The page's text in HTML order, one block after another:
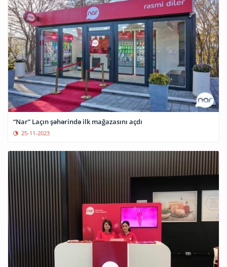
“Nar” Laçın şəhərində ilk mağazasını açdı
25-11-2023